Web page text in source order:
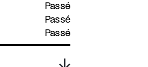
Passé
Passé
Passé